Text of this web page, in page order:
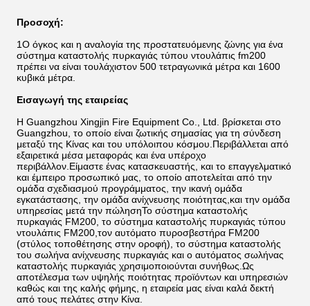
Προσοχή:
1Ο όγκος και η αναλογία της προστατευόμενης ζώνης για ένα
σύστημα καταστολής πυρκαγιάς τύπου ντουλάπις fm200
πρέπει να είναι τουλάχιστον 500 τετραγωνικά μέτρα και 1600
κυβικά μέτρα.
Εισαγωγή της εταιρείας
Η Guangzhou Xingjin Fire Equipment Co., Ltd. βρίσκεται στο
Guangzhou, το οποίο είναι ζωτικής σημασίας για τη σύνδεση
μεταξύ της Κίνας και του υπόλοιπου κόσμου.Περιβάλλεται από
εξαιρετικά μέσα μεταφοράς και ένα υπέροχο
περιβάλλον.Είμαστε ένας κατασκευαστής, και το επαγγελματικό
και έμπειρο προσωπικό μας, το οποίο αποτελείται από την
ομάδα σχεδιασμού προγράμματος, την ικανή ομάδα
εγκατάστασης, την ομάδα ανίχνευσης ποιότητας,και την ομάδα
υπηρεσίας μετά την πώλησηΤο σύστημα καταστολής
πυρκαγιάς FM200, το σύστημα καταστολής πυρκαγιάς τύπου
ντουλάπις FM200,τον αυτόματο πυροσβεστήρα FM200
(στύλος τοποθέτησης στην οροφή), το σύστημα καταστολής
του σωλήνα ανίχνευσης πυρκαγιάς και ο αυτόματος σωλήνας
καταστολής πυρκαγιάς χρησιμοποιούνται συνήθως.Ως
αποτέλεσμα των υψηλής ποιότητας προϊόντων και υπηρεσιών
καθώς και της καλής φήμης, η εταιρεία μας είναι καλά δεκτή
από τους πελάτες στην Κίνα.